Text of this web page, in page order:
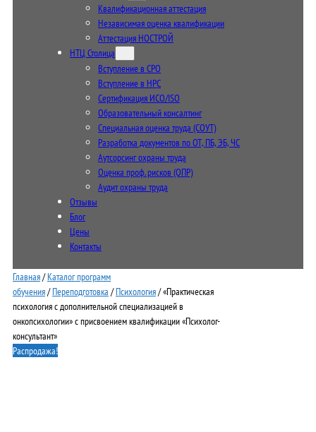
Квалификационная аттестация
Независимая оценка квалификации
Аттестация НОСТРОЙ
НТЦ Столица
Вступление в СРО
Вступление в НРС
Сертификация ИСО/ISO
Образовательный консалтинг
Специальная оценка труда (СОУТ)
Разработка документов по ОТ, ПБ, ЭБ, ЧС
Аутсорсинг охраны труда
Оценка проф. рисков (ОПР)
Аудит охраны труда
Отзывы
Блог
Цены
Контакты
Главная/Каталог программ
обучения/Переподготовка /Психология/ «Практическая
психология с дополнительной специализацией в
онкопсихологии» с присвоением квалификации «Психолог-
консультант»
Распродажа!